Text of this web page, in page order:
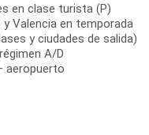
en clase turista (P)
y Valencia en temporada
y ciudades de salida)
A/D
aeropuerto